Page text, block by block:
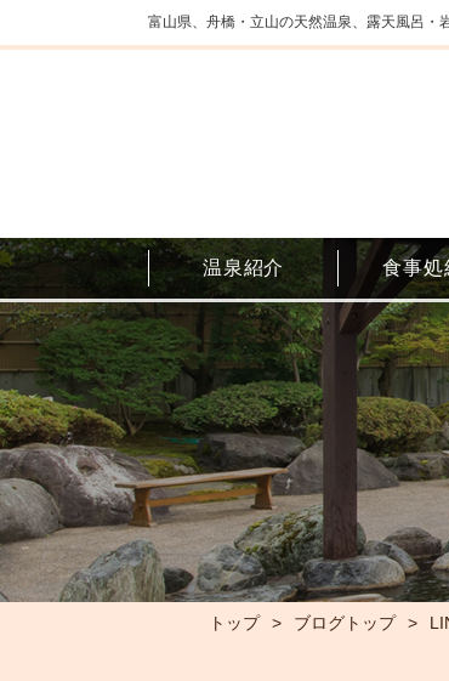
富山県、舟橋・立山の天然温泉、露天風呂・
温泉紹介 食事処
トップ ブログトップ